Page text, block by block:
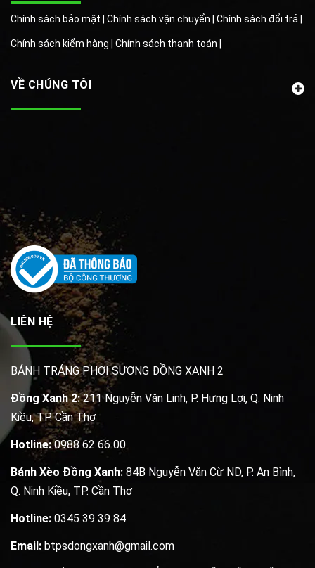
Chính sách bảo mật | Chính sách vận chuyển | Chính sách đổi trả |
Chính sách kiểm hàng | Chính sách thanh toán |
VỀ CHÚNG TÔI
LIÊN HỆ
BÁNH TRÁNG PHƠI SƯƠNG ĐỒNG XANH 2
Đồng Xanh 2:211 Nguyễn Văn Linh, P. Hưng Lợi, Q. Ninh
Kiều, TP. Cần Thơ
Hotline:0988 62 66 00
Bánh Xèo Đồng Xanh: 84B Nguyễn Văn Cừ ND, P. An Bình,
Q. Ninh Kiều, TP. Cần Thơ
Hotline: 0345 39 39 84
Email: btpsdongxanh@gmail.com